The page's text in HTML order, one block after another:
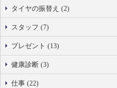
タイヤの振替え (2)
スタッフ (7)
プレゼント (13)
健康診断 (3)
仕事 (22)